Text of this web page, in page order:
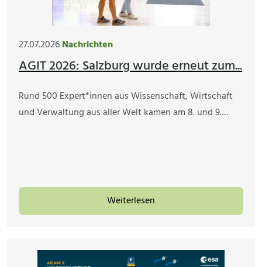
27.07.2026Nachrichten
AGIT 2026: Salzburg wurde erneut zum...
Rund 500 Expert*innen aus Wissenschaft, Wirtschaft
und Verwaltung aus aller Welt kamen am 8. und 9.…
Weiterlesen